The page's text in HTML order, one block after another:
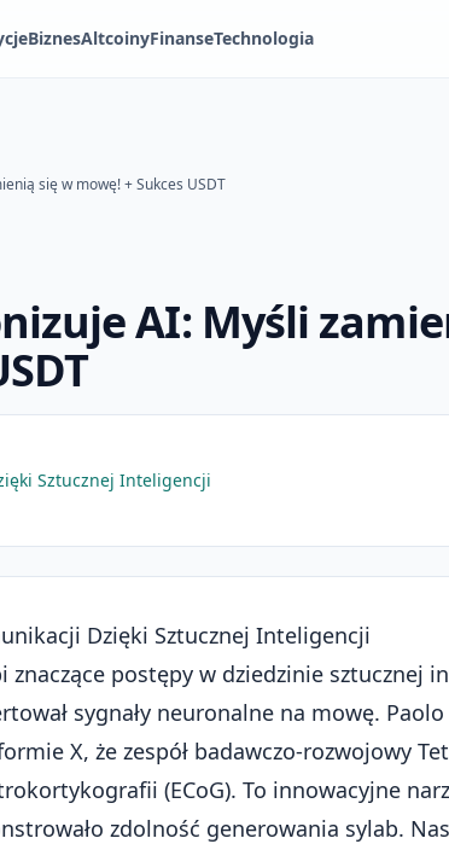
BiznesAltcoinyFinanseTechnologia
się w mowę! + Sukces USDT
AI: Myśli
Sztucznej Inteligencji
Dzięki Sztucznej Inteligencji
postępy w dziedzinie sztucznej
sygnały neuronalne na mowę.
X, że zespół badawczo-rozwojowy
(ECoG). To innowacyjne
zdolność generowania sylab.